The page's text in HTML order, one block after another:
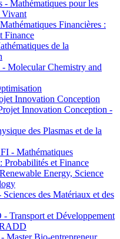
- Mathématiques pour les
Vivant
Financières :
Finance
de la
Molecular Chemistry and
Innovation Conception
Innovation Conception -
des Plasmas et de la
- Mathématiques
Probabilités et Finance
Energy, Science
des Matériaux et des
Transport et Développement
Master Bio-entrepreneur